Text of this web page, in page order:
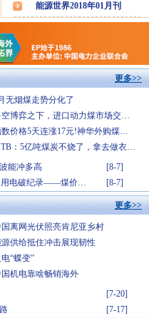
能源世界2018年01月刊
更多>>
无烟煤走势分化了
空博弈之下，进口动力煤市场交…
数价格5天连涨17元!神华外购煤…
：5亿吨煤炭不烧了，拿去做衣…
能冲多高
[8-7]
用电破纪录——煤价… [8-7]
更多>>
离网光伏照亮肯尼亚乡村
供给抵住冲击展现韧性
“蝶变”
机电靠啥畅销海外
[7-20]
[7-17]